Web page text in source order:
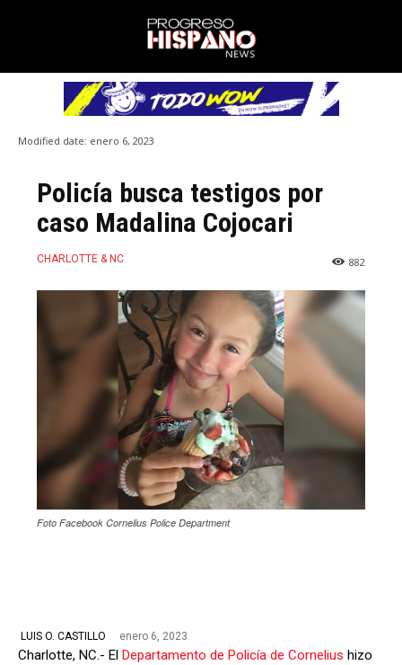
Modified date: enero 6, 2023
Policía busca testigos por
caso Madalina Cojocari
CHARLOTTE & NC 882
Foto Facebook Cornelius Police Department
LUIS O. CASTILLO enero 6, 2023
Charlotte, NC.- El Departamento de Policía de Cornelius hizo